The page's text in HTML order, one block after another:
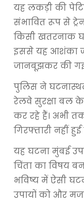
यह लकड़ी की
संभावित रूप से
किसी खतरनाक
इससे यह आशंका
जानबूझकर की गई
पुलिस ने
रेलवे सुरक्षा बल
कर रहे हैं। अभी
गिरफ्तारी नहीं
यह घटना मुंबई
चिंता का विषय
भविष्य में ऐसी
उपायों को और